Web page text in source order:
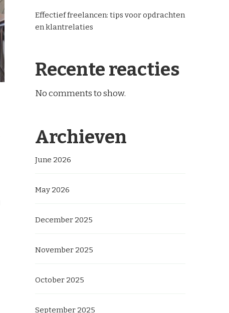
Effectief freelancen: tips voor opdrachten
en klantrelaties
Recente reacties
No comments to show.
Archieven
June 2026
May 2026
December 2025
November 2025
October 2025
September 2025